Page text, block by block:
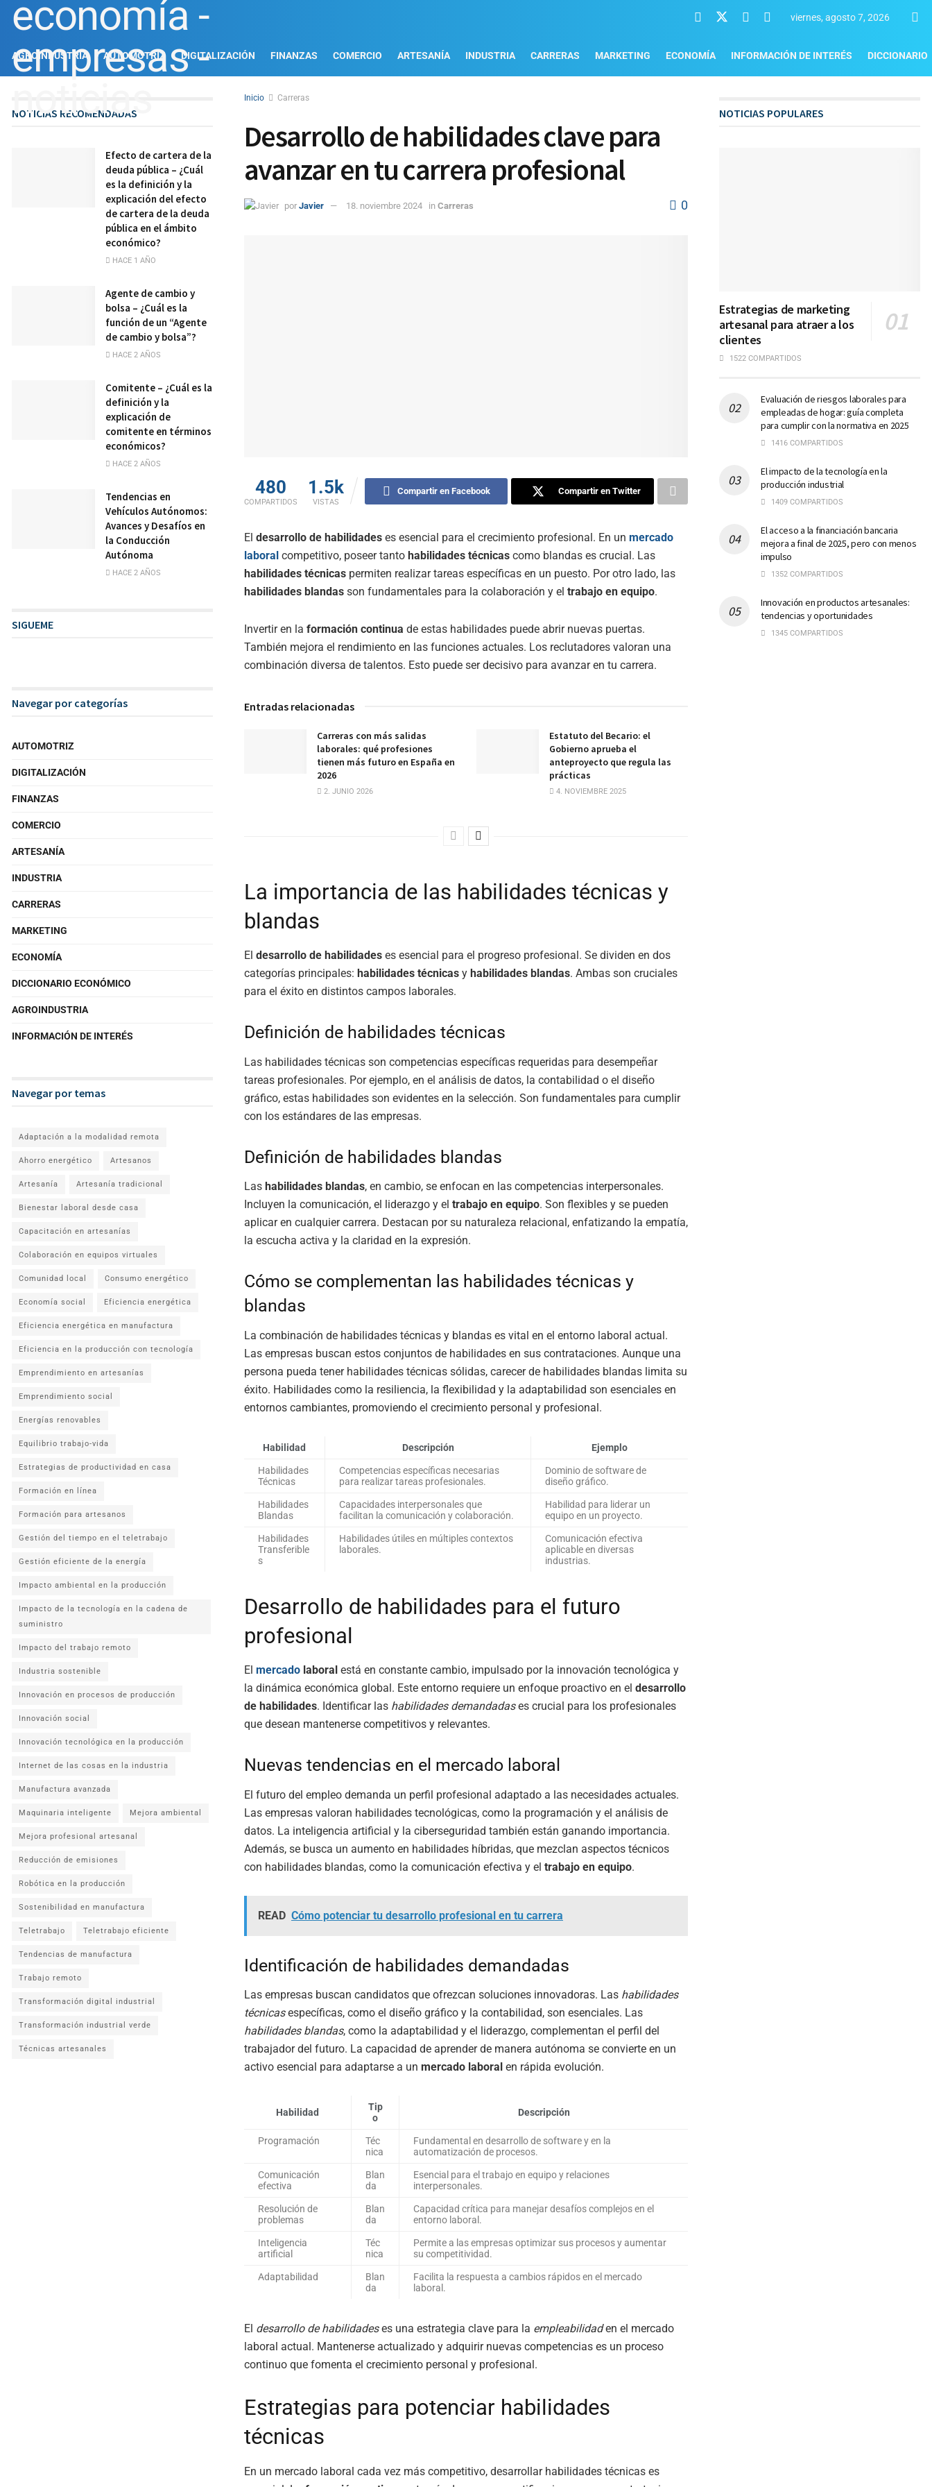
viernes, agosto 7, 2026
AGROINDUSTRIA AUTOMOTRIZ DIGITALIZACIÓN FINANZAS COMERCIO ARTESANÍA INDUSTRIA CARRERAS MARKETING ECONOMÍA INFORMACIÓN DE INTERÉS DICCIONARIO
Inicio Carreras
Desarrollo de habilidades clave para
avanzar en tu carrera profesional
por Javier 18. noviembre 2024 in Carreras 0
480
COMPARTIDOS
1.5k
VISTAS
Compartir en Facebook Compartir en Twitter
El desarrollo de habilidades es esencial para el crecimiento profesional. En un mercado
laboral competitivo, poseer tanto habilidades técnicas como blandas es crucial. Las
habilidades técnicas permiten realizar tareas específicas en un puesto. Por otro lado, las
habilidades blandas son fundamentales para la colaboración y el trabajo en equipo.
Invertir en la formación continua de estas habilidades puede abrir nuevas puertas.
También mejora el rendimiento en las funciones actuales. Los reclutadores valoran una
combinación diversa de talentos. Esto puede ser decisivo para avanzar en tu carrera.
Entradas relacionadas
Carreras con más salidas
laborales: qué profesiones
tienen más futuro en España en
2026
2. JUNIO 2026
Estatuto del Becario: el
Gobierno aprueba el
anteproyecto que regula las
prácticas
4. NOVIEMBRE 2025
La importancia de las habilidades técnicas y
blandas
El desarrollo de habilidades es esencial para el progreso profesional. Se dividen en dos
categorías principales: habilidades técnicas y habilidades blandas. Ambas son cruciales
para el éxito en distintos campos laborales.
Definición de habilidades técnicas
Las habilidades técnicas son competencias específicas requeridas para desempeñar
tareas profesionales. Por ejemplo, en el análisis de datos, la contabilidad o el diseño
gráfico, estas habilidades son evidentes en la selección. Son fundamentales para cumplir
con los estándares de las empresas.
Definición de habilidades blandas
Las habilidades blandas, en cambio, se enfocan en las competencias interpersonales.
Incluyen la comunicación, el liderazgo y el trabajo en equipo. Son flexibles y se pueden
aplicar en cualquier carrera. Destacan por su naturaleza relacional, enfatizando la empatía,
la escucha activa y la claridad en la expresión.
Cómo se complementan las habilidades técnicas y
blandas
La combinación de habilidades técnicas y blandas es vital en el entorno laboral actual.
Las empresas buscan estos conjuntos de habilidades en sus contrataciones. Aunque una
persona pueda tener habilidades técnicas sólidas, carecer de habilidades blandas limita su
éxito. Habilidades como la resiliencia, la flexibilidad y la adaptabilidad son esenciales en
entornos cambiantes, promoviendo el crecimiento personal y profesional.
Habilidad Descripción Ejemplo
Habilidades
Técnicas
Competencias específicas necesarias
para realizar tareas profesionales.
Dominio de software de
diseño gráfico.
Habilidades
Blandas
Capacidades interpersonales que
facilitan la comunicación y colaboración.
Habilidad para liderar un
equipo en un proyecto.
Habilidades
Transferible
s
Habilidades útiles en múltiples contextos
laborales.
Comunicación efectiva
aplicable en diversas
industrias.
Desarrollo de habilidades para el futuro
profesional
El mercado laboral está en constante cambio, impulsado por la innovación tecnológica y
la dinámica económica global. Este entorno requiere un enfoque proactivo en el desarrollo
de habilidades. Identificar las habilidades demandadases crucial para los profesionales
que desean mantenerse competitivos y relevantes.
Nuevas tendencias en el mercado laboral
El futuro del empleo demanda un perfil profesional adaptado a las necesidades actuales.
Las empresas valoran habilidades tecnológicas, como la programación y el análisis de
datos. La inteligencia artificial y la ciberseguridad también están ganando importancia.
Además, se busca un aumento en habilidades híbridas, que mezclan aspectos técnicos
con habilidades blandas, como la comunicación efectiva y el trabajo en equipo.
READ Cómo potenciar tu desarrollo profesional en tu carrera
Identificación de habilidades demandadas
Las empresas buscan candidatos que ofrezcan soluciones innovadoras. Las habilidades
técnicasespecíficas, como el diseño gráfico y la contabilidad, son esenciales. Las
habilidades blandas, como la adaptabilidad y el liderazgo, complementan el perfil del
trabajador del futuro. La capacidad de aprender de manera autónoma se convierte en un
activo esencial para adaptarse a un mercado laboral en rápida evolución.
Habilidad
Tip
o
Descripción
Programación
Téc
nica
Fundamental en desarrollo de software y en la
automatización de procesos.
Comunicación
efectiva
Blan
da
Esencial para el trabajo en equipo y relaciones
interpersonales.
Resolución de
problemas
Blan
da
Capacidad crítica para manejar desafíos complejos en el
entorno laboral.
Inteligencia
artificial
Téc
nica
Permite a las empresas optimizar sus procesos y aumentar
su competitividad.
Adaptabilidad
Blan
da
Facilita la respuesta a cambios rápidos en el mercado
laboral.
El desarrollo de habilidadeses una estrategia clave para la empleabilidaden el mercado
laboral actual. Mantenerse actualizado y adquirir nuevas competencias es un proceso
continuo que fomenta el crecimiento personal y profesional.
Estrategias para potenciar habilidades
técnicas
En un mercado laboral cada vez más competitivo, desarrollar habilidades técnicas es
NOTICIAS RECOMENDADAS
Efecto de cartera de la
deuda pública – ¿Cuál
es la definición y la
explicación del efecto
de cartera de la deuda
pública en el ámbito
económico?
HACE 1 AÑO
Agente de cambio y
bolsa – ¿Cuál es la
función de un “Agente
de cambio y bolsa”?
HACE 2 AÑOS
Comitente – ¿Cuál es la
definición y la
explicación de
comitente en términos
económicos?
HACE 2 AÑOS
Tendencias en
Vehículos Autónomos:
Avances y Desafíos en
la Conducción
Autónoma
HACE 2 AÑOS
SIGUEME
Navegar por categorías
AUTOMOTRIZ
DIGITALIZACIÓN
FINANZAS
COMERCIO
ARTESANÍA
INDUSTRIA
CARRERAS
MARKETING
ECONOMÍA
DICCIONARIO ECONÓMICO
AGROINDUSTRIA
INFORMACIÓN DE INTERÉS
Navegar por temas
Adaptación a la modalidad remota
Ahorro energético Artesanos
Artesanía Artesanía tradicional
Bienestar laboral desde casa
Capacitación en artesanías
Colaboración en equipos virtuales
Comunidad local Consumo energético
Economía social Eficiencia energética
Eficiencia energética en manufactura
Eficiencia en la producción con tecnología
Emprendimiento en artesanías
Emprendimiento social
Energías renovables
Equilibrio trabajo-vida
Estrategias de productividad en casa
Formación en línea
Formación para artesanos
Gestión del tiempo en el teletrabajo
Gestión eficiente de la energía
Impacto ambiental en la producción
Impacto de la tecnología en la cadena de
suministro
Impacto del trabajo remoto
Industria sostenible
Innovación en procesos de producción
Innovación social
Innovación tecnológica en la producción
Internet de las cosas en la industria
Manufactura avanzada
Maquinaria inteligente Mejora ambiental
Mejora profesional artesanal
Reducción de emisiones
Robótica en la producción
Sostenibilidad en manufactura
Teletrabajo Teletrabajo eficiente
Tendencias de manufactura
Trabajo remoto
Transformación digital industrial
Transformación industrial verde
Técnicas artesanales
NOTICIAS POPULARES
Estrategias de marketing
artesanal para atraer a los
clientes
1522 COMPARTIDOS
Evaluación de riesgos laborales para
empleadas de hogar: guía completa
para cumplir con la normativa en 2025
1416 COMPARTIDOS
El impacto de la tecnología en la
producción industrial
1409 COMPARTIDOS
El acceso a la financiación bancaria
mejora a final de 2025, pero con menos
impulso
1352 COMPARTIDOS
Innovación en productos artesanales:
tendencias y oportunidades
1345 COMPARTIDOS